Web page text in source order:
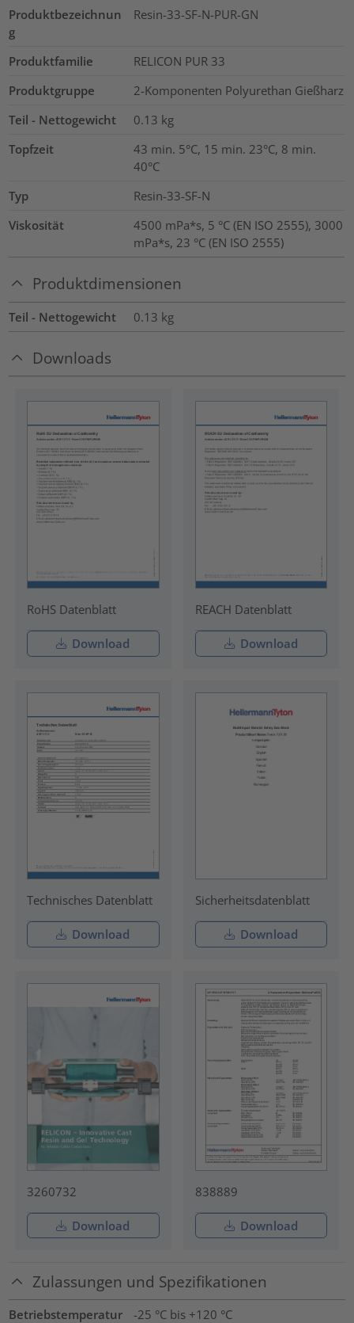
Produktbezeichnun
g
Resin-33-SF-N-PUR-GN
Produktfamilie
RELICON PUR 33
Produktgruppe
2-Komponenten Polyurethan Gießharz
Teil - Nettogewicht
0.13 kg
Topfzeit
43 min. 5°C, 15 min. 23°C, 8 min.
40°C
Typ
Resin-33-SF-N
Viskosität
4500 mPa*s, 5 °C (EN ISO 2555), 3000
mPa*s, 23 °C (EN ISO 2555)
Produktdimensionen
Teil - Nettogewicht 0.13 kg
Downloads
RoHS Datenblatt
Download
REACH Datenblatt
Download
Technisches Datenblatt
Download
Sicherheitsdatenblatt
Download
3260732
Download
838889
Download
Zulassungen und Spezifikationen
Betriebstemperatur
-25 °C bis +120 °C